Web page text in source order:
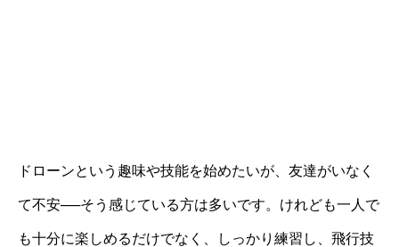
ドローンという趣味や技能を始めたいが、友達がいなく
て不安──そう感じている方は多いです。けれども一人で
も十分に楽しめるだけでなく、しっかり練習し、飛行技